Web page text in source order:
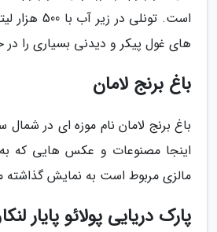
است. تونلی
های غول پیکر و دیدنی بسیاری را
باغ برنج لامان
باغ برنج لامان نام موزه ای در
اینجا مصنوعات و عکس هایی که
مالزی مربوط است به نمایش
پارک دریایی پولائو پایار